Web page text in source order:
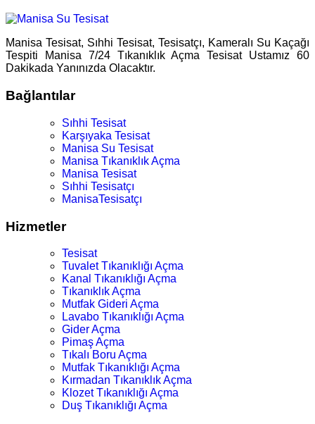
Manisa Tesisat, Sıhhi Tesisat, Tesisatçı, Kameralı Su Kaçağı
Tespiti Manisa 7/24 Tıkanıklık Açma Tesisat Ustamız 60
Dakikada Yanınızda Olacaktır.
Bağlantılar
Sıhhi Tesisat
Karşıyaka Tesisat
Manisa Su Tesisat
Manisa Tıkanıklık Açma
Manisa Tesisat
Sıhhi Tesisatçı
ManisaTesisatçı
Hizmetler
Tesisat
Tuvalet Tıkanıklığı Açma
Kanal Tıkanıklığı Açma
Tıkanıklık Açma
Mutfak Gideri Açma
Lavabo Tıkanıklığı Açma
Gider Açma
Pimaş Açma
Tıkalı Boru Açma
Mutfak Tıkanıklığı Açma
Kırmadan Tıkanıklık Açma
Klozet Tıkanıklığı Açma
Duş Tıkanıklığı Açma